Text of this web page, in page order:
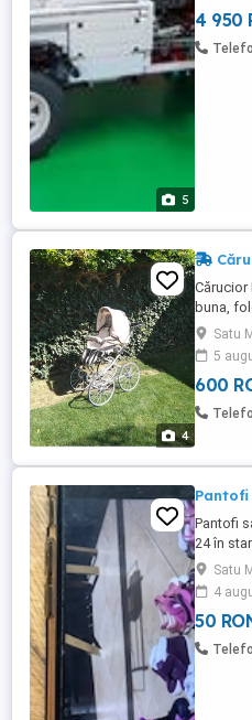
5
provine
4 950
4
Cărucior
buna,
Rotile
Satu
5
600
Pantofi
24 în
Satu
4
50